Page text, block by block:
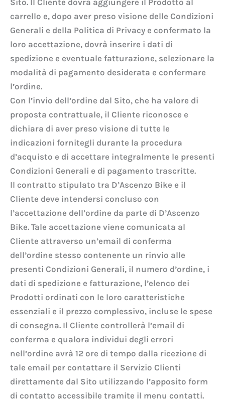
carrello e, dopo aver preso visione delle Condizioni
Generali e della Politica di Privacy e confermato la
loro accettazione, dovrà inserire i dati di
spedizione e eventuale fatturazione, selezionare la
modalità di pagamento desiderata e confermare
l’ordine.
Con l’invio dell’ordine dal Sito, che ha valore di
proposta contrattuale, il Cliente riconosce e
dichiara di aver preso visione di tutte le
indicazioni fornitegli durante la procedura
d’acquisto e di accettare integralmente le presenti
Condizioni Generali e di pagamento trascritte.
Il contratto stipulato tra D’Ascenzo Bike e il
Cliente deve intendersi concluso con
l’accettazione dell’ordine da parte di D’Ascenzo
Bike. Tale accettazione viene comunicata al
Cliente attraverso un’email di conferma
dell’ordine stesso contenente un rinvio alle
presenti Condizioni Generali, il numero d’ordine, i
dati di spedizione e fatturazione, l’elenco dei
Prodotti ordinati con le loro caratteristiche
essenziali e il prezzo complessivo, incluse le spese
di consegna. Il Cliente controllerà l’email di
conferma e qualora individui degli errori
nell’ordine avrà 12 ore di tempo dalla ricezione di
tale email per contattare il Servizio Clienti
direttamente dal Sito utilizzando l’apposito form
di contatto accessibile tramite il menu contatti.